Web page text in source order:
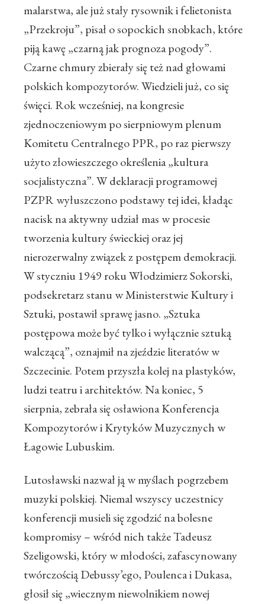
malarstwa, ale już stały rysownik i felietonista
„Przekroju”, pisał o sopockich snobkach, które
piją kawę „czarną jak prognoza pogody”.
Czarne chmury zbierały się też nad głowami
polskich kompozytorów. Wiedzieli już, co się
święci. Rok wcześniej, na kongresie
zjednoczeniowym po sierpniowym plenum
Komitetu Centralnego PPR, po raz pierwszy
użyto złowieszczego określenia „kultura
socjalistyczna”. W deklaracji programowej
PZPR wyłuszczono podstawy tej idei, kładąc
nacisk na aktywny udział mas w procesie
tworzenia kultury świeckiej oraz jej
nierozerwalny związek z postępem demokracji.
W styczniu 1949 roku Włodzimierz Sokorski,
podsekretarz stanu w Ministerstwie Kultury i
Sztuki, postawił sprawę jasno. „Sztuka
postępowa może być tylko i wyłącznie sztuką
walczącą”, oznajmił na zjeździe literatów w
Szczecinie. Potem przyszła kolej na plastyków,
ludzi teatru i architektów. Na koniec, 5
sierpnia, zebrała się osławiona Konferencja
Kompozytorów i Krytyków Muzycznych w
Łagowie Lubuskim.
Lutosławski nazwał ją w myślach pogrzebem
muzyki polskiej. Niemal wszyscy uczestnicy
konferencji musieli się zgodzić na bolesne
kompromisy – wśród nich także Tadeusz
Szeligowski, który w młodości, zafascynowany
twórczością Debussy’ego, Poulenca i Dukasa,
głosił się „wiecznym niewolnikiem nowej